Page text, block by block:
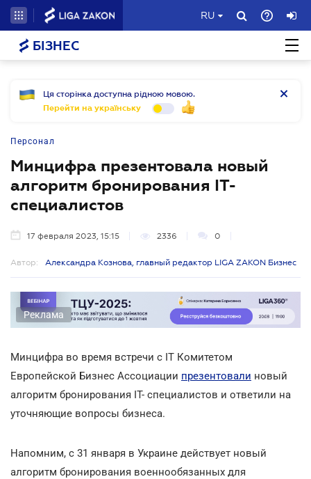
RU
БІЗНЕС
Ця сторінка доступна рідною мовою.
Перейти на українську
Персонал
Минцифра презентовала новый
алгоритм бронирования IT-
специалистов
17 февраля 2023, 15:15 2336 0
Автор: Александра Кознова, главный редактор LIGA ZAKON Бизнес
Реклама
Минцифра во время встречи с ІТ Комитетом
Европейской Бизнес Ассоциации презентовали новый
алгоритм бронирования IT- специалистов и ответили на
уточняющие вопросы бизнеса.
Напомним, с 31 января в Украине действует новый
алгоритм бронирования военнообязанных для